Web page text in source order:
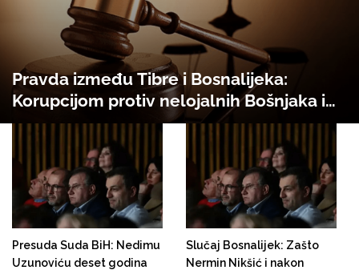
Pravda između Tibre i Bosnalijeka:
Korupcijom protiv nelojalnih Bošnjaka i
neposlušnih Hrvata!
Presuda Suda BiH: Nedimu
Uzunoviću deset godina
Slučaj Bosnalijek: Zašto
Nermin Nikšić i nakon